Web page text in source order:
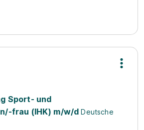
Sport- und
frau (IHK) m/w/d Deutsche